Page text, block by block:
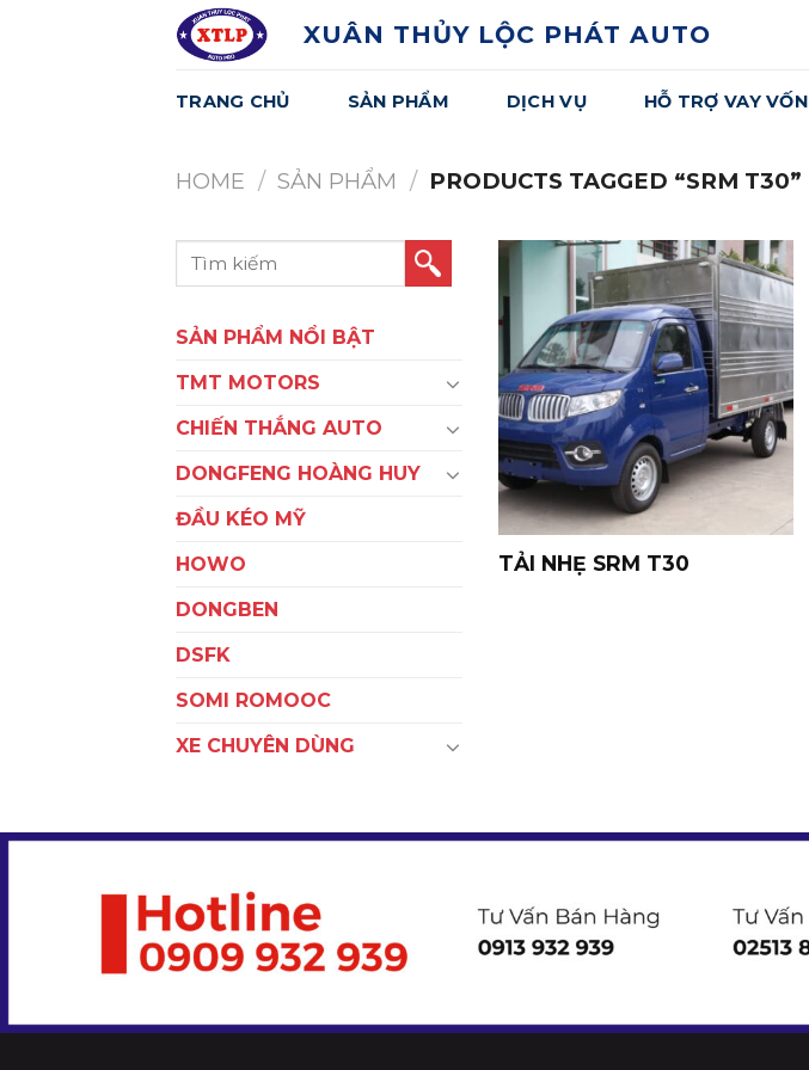
XUÂN THỦY LỘC PHÁT AUTO
TRANG CHỦ SẢN PHẨM DỊCH VỤ HỖ TRỢ VAY VỐN
HOME / SẢN PHẨM / PRODUCTS TAGGED “SRM T30”
Search
SẢN PHẨM NỔI BẬT
TMT MOTORS
CHIẾN THẮNG AUTO
DONGFENG HOÀNG HUY
ĐẦU KÉO MỸ
HOWO
DONGBEN
DSFK
SOMI ROMOOC
XE CHUYÊN DÙNG
Yêu
Thích
TẢI NHẸ SRM T30